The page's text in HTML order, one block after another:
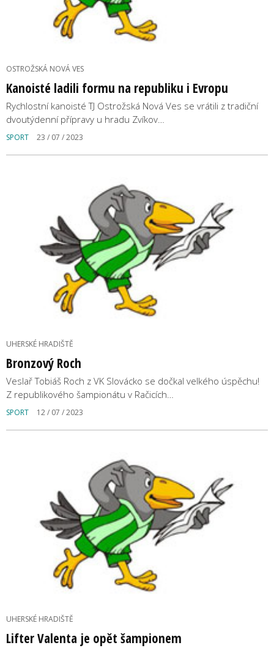
OSTROŽSKÁ NOVÁ VES
Kanoisté ladili formu na republiku i Evropu
Rychlostní kanoisté TJ Ostrožská Nová Ves se vrátili z tradiční
dvoutýdenní přípravy u hradu Zvíkov…
SPORT 23 / 07 / 2023
UHERSKÉ HRADIŠTĚ
Bronzový Roch
Veslař Tobiáš Roch z VK Slovácko se dočkal velkého úspěchu!
Z republikového šampionátu v Račicích…
SPORT 12 / 07 / 2023
UHERSKÉ HRADIŠTĚ
Lifter Valenta je opět šampionem